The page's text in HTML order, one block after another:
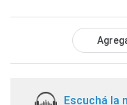
Escuchá la